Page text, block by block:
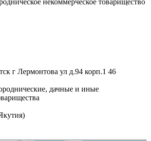
г Лермонтова ул д.94 корп.1 46
дачные и иные